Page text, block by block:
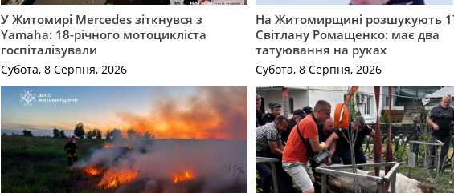
У Житомирі Mercedes зіткнувся з
Yamaha: 18-річного мотоцикліста
госпіталізували
Субота, 8 Серпня, 2026
На Житомирщині розшукують
Світлану Ромащенко: має два
татуювання на руках
Субота, 8 Серпня, 2026